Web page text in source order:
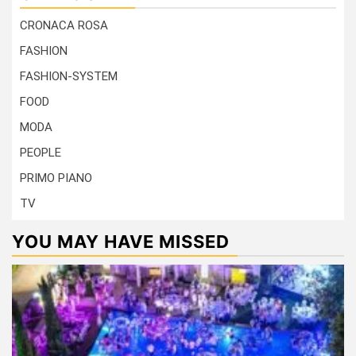
CRONACA ROSA
FASHION
FASHION-SYSTEM
FOOD
MODA
PEOPLE
PRIMO PIANO
TV
YOU MAY HAVE MISSED